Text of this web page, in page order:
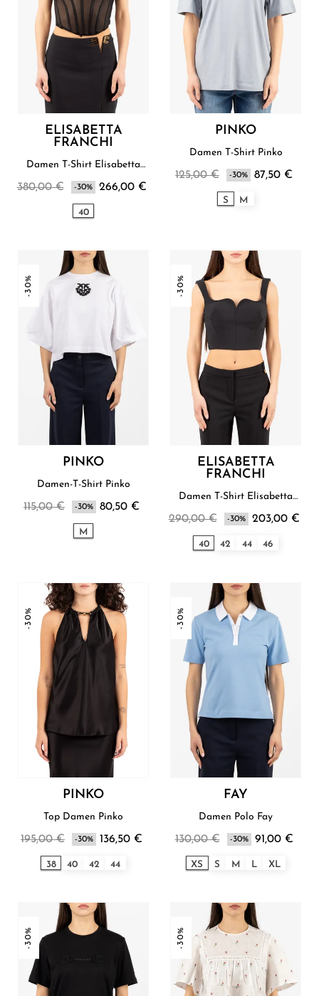
ELISABETTA
FRANCHI
Damen T-Shirt Elisabetta
380,00 € -30% 266,00 €
40
PINKO
Damen T-Shirt Pinko
125,00 € -30% 87,50 €
S M
-30%
PINKO
Damen-T-Shirt Pinko
115,00 € -30% 80,50 €
M
-30%
ELISABETTA
FRANCHI
Damen T-Shirt Elisabetta
290,00 € -30% 203,00 €
40 42 44 46
-30%
PINKO
Top Damen Pinko
195,00 € -30% 136,50 €
38 40 42 44
-30%
FAY
Damen Polo Fay
130,00 € -30% 91,00 €
XS S M L XL
-30% -30%